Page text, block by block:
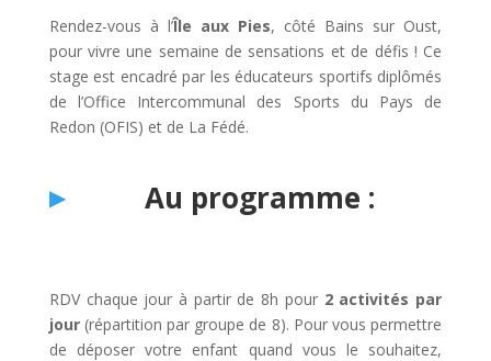
Rendez-vous à l’Île aux Pies, côté Bains sur Oust,
pour vivre une semaine de sensations et de défis ! Ce
stage est encadré par les éducateurs sportifs diplômés
de l’Office Intercommunal des Sports du Pays de
Redon (OFIS) et de La Fédé.
Au programme :
RDV chaque jour à partir de 8h pour 2 activités par
jour(répartition par groupe de 8). Pour vous permettre
de déposer votre enfant quand vous le souhaitez,